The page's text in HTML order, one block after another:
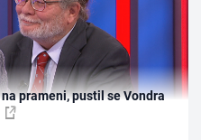
prameni, pustil se Vondra